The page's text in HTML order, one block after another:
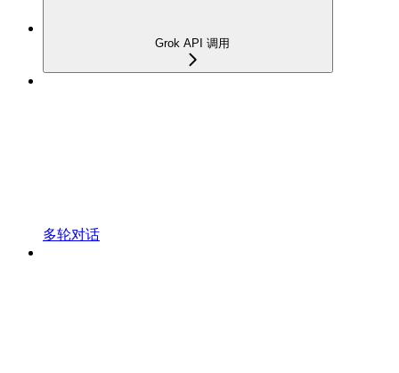
Grok API 调用
多轮对话